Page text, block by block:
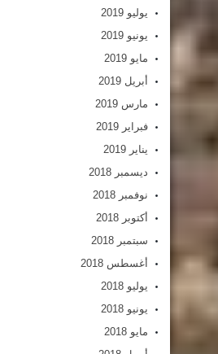
يوليو 2019
يونيو 2019
مايو 2019
أبريل 2019
مارس 2019
فبراير 2019
يناير 2019
ديسمبر 2018
نوفمبر 2018
أكتوبر 2018
سبتمبر 2018
أغسطس 2018
يوليو 2018
يونيو 2018
مايو 2018